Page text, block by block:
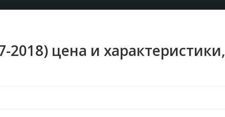
2018) цена и характеристики,